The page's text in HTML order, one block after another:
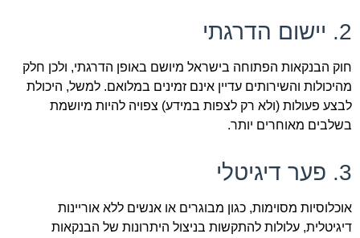
2. יישום הדרגתי
חוק הבנקאות הפתוחה בישראל מיושם באופן הדרגתי, ולכן חלק
מהיכולות והשירותים עדיין אינם זמינים במלואם. למשל, היכולת
לבצע פעולות (ולא רק לצפות במידע) צפויה להיות מיושמת
בשלבים מאוחרים יותר.
3. פער דיגיטלי
אוכלוסיות מסוימות, כגון מבוגרים או אנשים ללא אוריינות
דיגיטלית, עלולות להתקשות בניצול היתרונות של הבנקאות